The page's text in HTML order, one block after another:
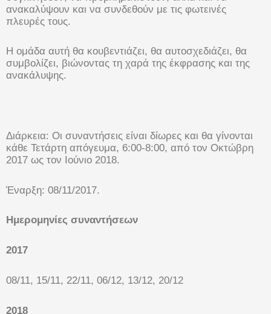
ανακαλύψουν και να συνδεθούν με τις φωτεινές
πλευρές τους.
Η ομάδα αυτή θα κουβεντιάζει, θα αυτοσχεδιάζει, θα
συμβολίζει, βιώνοντας τη χαρά της έκφρασης και της
ανακάλυψης.
Διάρκεια: Οι συναντήσεις είναι δίωρες και θα γίνονται
κάθε Τετάρτη απόγευμα, 6:00-8:00, από τον Οκτώβρη
2017 ως τον Ιούνιο 2018.
Έναρξη: 08/11/2017.
Ημερομηνίες συναντήσεων
2017
08/11, 15/11, 22/11, 06/12, 13/12, 20/12
2018